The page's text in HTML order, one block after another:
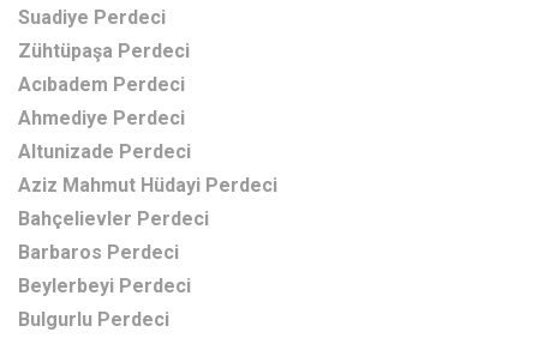
Suadiye Perdeci
Zühtüpaşa Perdeci
Acıbadem Perdeci
Ahmediye Perdeci
Altunizade Perdeci
Aziz Mahmut Hüdayi Perdeci
Bahçelievler Perdeci
Barbaros Perdeci
Beylerbeyi Perdeci
Bulgurlu Perdeci